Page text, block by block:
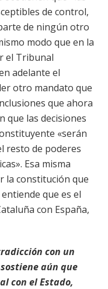
de control,
de ningún otro
modo que en la
el Tribunal
adelante el
otro mandato que
que ahora
que las decisiones
«serán
resto de poderes
Esa misma
la constitución que
que es el
con España,
con un
aún que
con el Estado,